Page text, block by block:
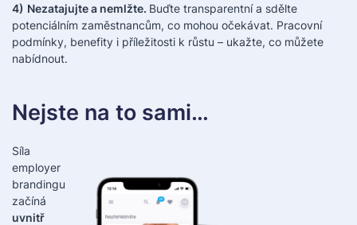
4) Nezatajujte a nemlžte. Buďte transparentní a sdělte
potenciálním zaměstnancům, co mohou očekávat. Pracovní
podmínky, benefity i příležitosti k růstu – ukažte, co můžete
nabídnout.
Nejste na to sami…
Síla
employer
brandingu
začíná
uvnitř